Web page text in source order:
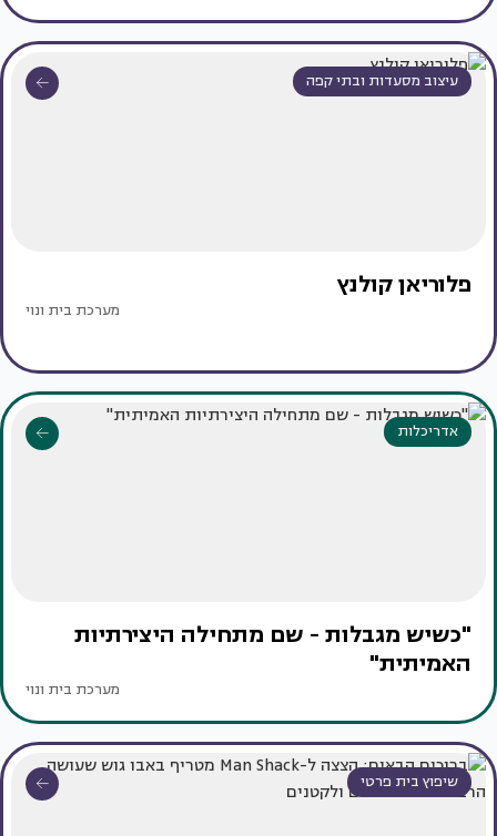
עיצוב מסעדות ובתי קפה
פלוריאן קולנץ
מערכת בית ונוי
אדריכלות
"כשיש מגבלות - שם מתחילה היצירתיות
האמיתית"
מערכת בית ונוי
שיפוץ בית פרטי